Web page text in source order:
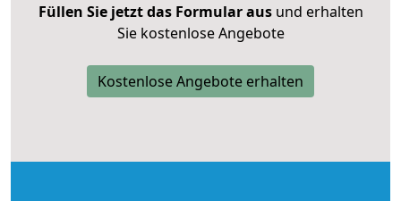
Füllen Sie jetzt das Formular ausund erhalten
Sie kostenlose Angebote
Kostenlose Angebote erhalten